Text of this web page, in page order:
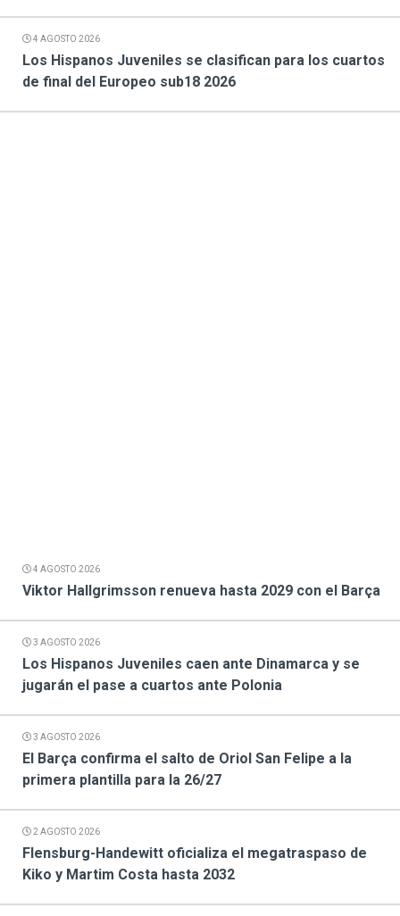
4 AGOSTO 2026
Los Hispanos Juveniles se clasifican para los cuartos
de final del Europeo sub18 2026
4 AGOSTO 2026
Viktor Hallgrimsson renueva hasta 2029 con el Barça
3 AGOSTO 2026
Los Hispanos Juveniles caen ante Dinamarca y se
jugarán el pase a cuartos ante Polonia
3 AGOSTO 2026
El Barça confirma el salto de Oriol San Felipe a la
primera plantilla para la 26/27
2 AGOSTO 2026
Flensburg-Handewitt oficializa el megatraspaso de
Kiko y Martim Costa hasta 2032